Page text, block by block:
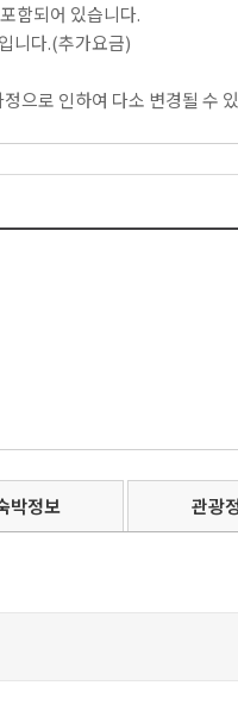
함되어 있습니다.
니다.(추가요금)
으로 인하여 다소 변경될 수
박정보 관광